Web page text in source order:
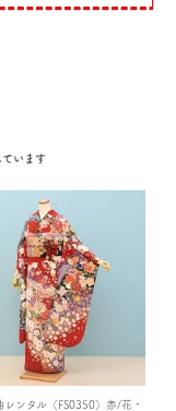
います
レンタル（FS0350）赤/花・